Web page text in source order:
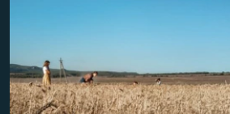
Українською
QOŞULIÑIZ!